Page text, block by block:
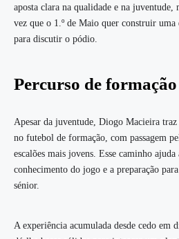
aposta clara na qualidade e na juventude,
vez que o 1.º de Maio quer construir
para discutir o pódio.
Percurso de formação
Apesar da juventude, Diogo Macieira
no futebol de formação, com passagem
escalões mais jovens. Esse caminho
conhecimento do jogo e a preparação
sénior.
A experiência acumulada desde cedo em